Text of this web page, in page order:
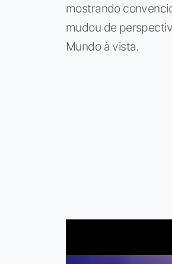
mostrando
mudou de
Mundo à vista.